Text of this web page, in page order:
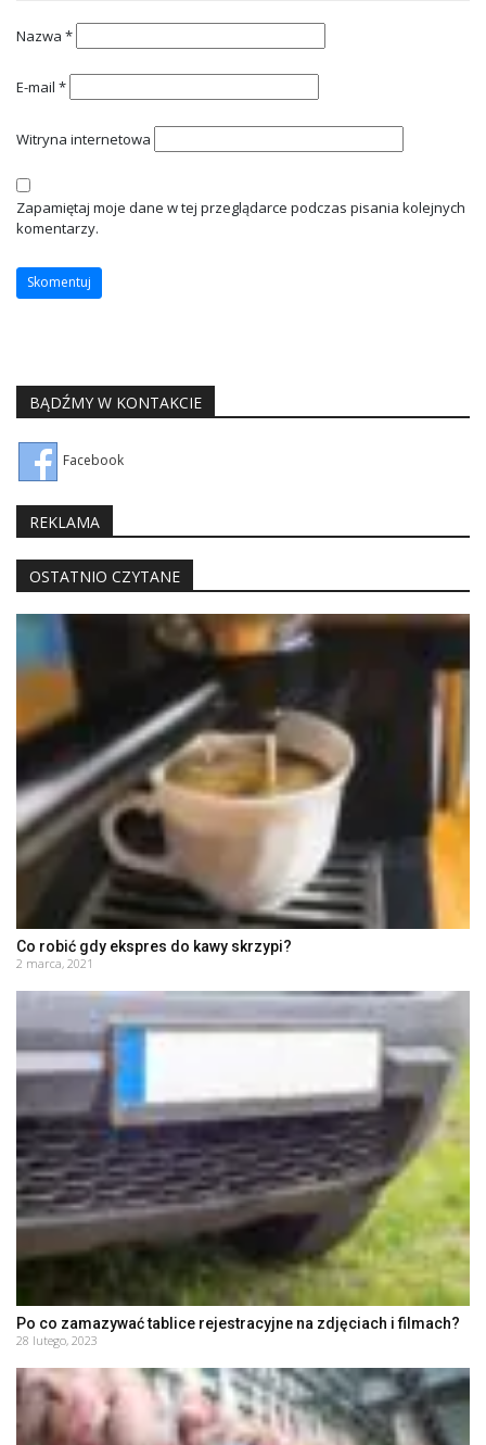
Nazwa *
E-mail *
Witryna internetowa
Zapamiętaj moje dane w tej przeglądarce podczas pisania kolejnych
komentarzy.
BĄDŹMY W KONTAKCIE
Facebook
REKLAMA
OSTATNIO CZYTANE
Co robić gdy ekspres do kawy skrzypi?
2 marca, 2021
Po co zamazywać tablice rejestracyjne na zdjęciach i filmach?
28 lutego, 2023